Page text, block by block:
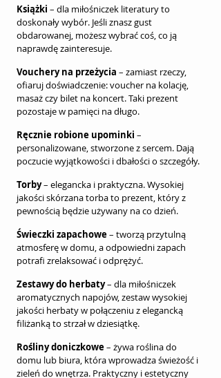
Książki – dla miłośniczek literatury to
doskonały wybór. Jeśli znasz gust
obdarowanej, możesz wybrać coś, co ją
naprawdę zainteresuje.
Vouchery na przeżycia – zamiast rzeczy,
ofiaruj doświadczenie: voucher na kolację,
masaż czy bilet na koncert. Taki prezent
pozostaje w pamięci na długo.
Ręcznie robione upominki –
personalizowane, stworzone z sercem. Dają
poczucie wyjątkowości i dbałości o szczegóły.
Torby – elegancka i praktyczna. Wysokiej
jakości skórzana torba to prezent, który z
pewnością będzie używany na co dzień.
Świeczki zapachowe – tworzą przytulną
atmosferę w domu, a odpowiedni zapach
potrafi zrelaksować i odprężyć.
Zestawy do herbaty – dla miłośniczek
aromatycznych napojów, zestaw wysokiej
jakości herbaty w połączeniu z elegancką
filiżanką to strzał w dziesiątkę.
Rośliny doniczkowe – żywa roślina do
domu lub biura, która wprowadza świeżość i
zieleń do wnętrza. Praktyczny i estetyczny